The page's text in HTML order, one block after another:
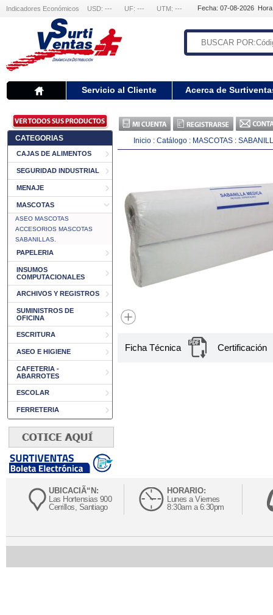
Indicadores Económicos USD: --- UF: --- UTM: --- Fecha: 07-08-2026
Servicio al Cliente Acerca de
CATEGORIAS
CAJAS DE ALIMENTOS
SEGURIDAD INDUSTRIAL
MENAJE
MASCOTAS
ASEO MASCOTAS
ACCESORIOS MASCOTAS
SABANILLAS.
PAPELERIA
INSUMOS
COMPUTACIONALES
ARCHIVOS Y REGISTROS
SUMINISTROS DE
OFICINA
ESCRITURA
ASEO E HIGIENE
CAFETERIA -
ABARROTES
ESCOLAR
FERRETERIA
Inicio : Catálogo : MASCOTAS :
Ficha Técnica Certificación
UBICACIÃ“N:
Las Hortensias 900
Cerrillos, Santiago
HORARIO:
Lunes a Viernes
8:30am a 6:30pm